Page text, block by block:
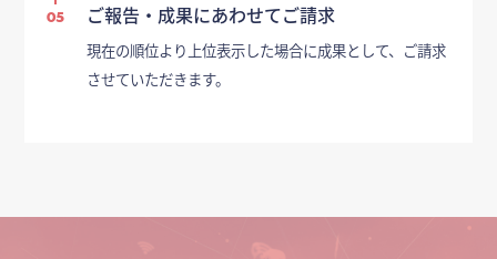
05 ご報告・成果にあわせてご請求
現在の順位より上位表示した場合に成果として、ご請求
させていただきます。